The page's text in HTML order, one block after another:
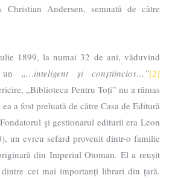
Andersen, semnată de către
1899, la numai 32 de ani, văduvind
un „…inteligent și conștiincios…”[2]
„Biblioteca Pentru Toți” nu a rămas
a fost preluată de către Casa de Editură
Fondatorul și gestionarul editurii era Leon
un evreu sefard provenit dintr-o familie
din Imperiul Otoman. El a reușit
cei mai importanți librari din țară.